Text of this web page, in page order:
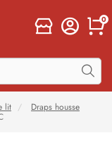
0
lit
Draps housse